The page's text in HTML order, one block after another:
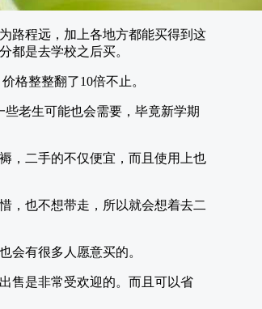
路程远，加上各地方都能买得到这
都是去学校之后买。
格整整翻了10倍不止。
老生可能也会需要，毕竟新学期
，二手的不仅便宜，而且使用上也
，也不想带走，所以就会想着去二
会有很多人愿意买的。
售是非常受欢迎的。而且可以省